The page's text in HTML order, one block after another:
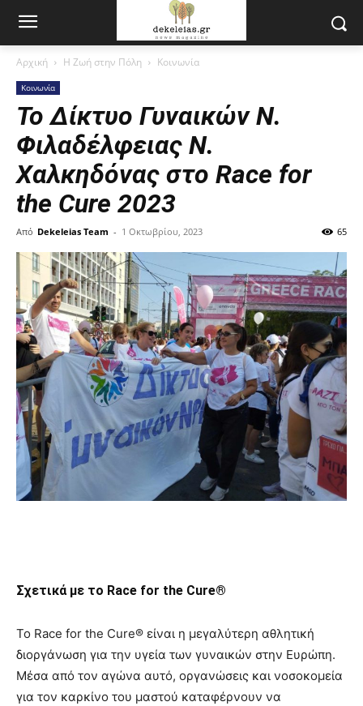
Αρχική Η Ζωή στην Πόλη Κοινωνία
Κοινωνία
Το Δίκτυο Γυναικών Ν.
Φιλαδέλφειας Ν.
Χαλκηδόνας στο Race for
the Cure 2023
Από Dekeleias Team - 1 Οκτωβρίου, 2023 65
Σχετικά με το Race for the Cure®
Το Race for the Cure® είναι η μεγαλύτερη αθλητική
διοργάνωση για την υγεία των γυναικών στην Ευρώπη.
Μέσα από τον αγώνα αυτό, οργανώσεις και νοσοκομεία
για τον καρκίνο του μαστού καταφέρνουν να